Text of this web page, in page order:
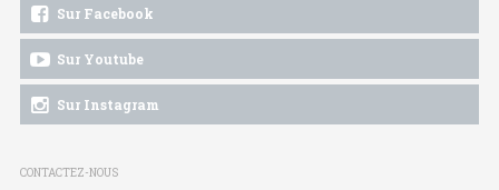
Sur Facebook
Sur Youtube
Sur Instagram
CONTACTEZ-NOUS